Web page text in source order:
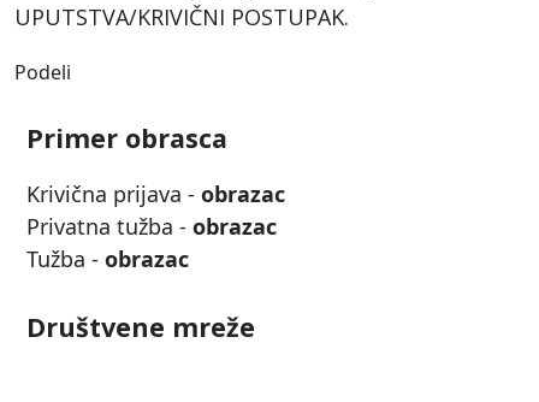
UPUTSTVA/KRIVIČNI POSTUPAK.
Podeli
Primer obrasca
Krivična prijava - obrazac
Privatna tužba - obrazac
Tužba - obrazac
Društvene mreže